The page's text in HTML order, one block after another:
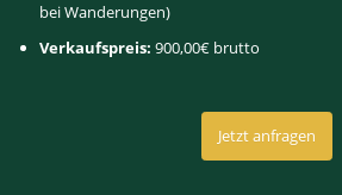
bei Wanderungen)
Verkaufspreis: 900,00€ brutto
Jetzt anfragen